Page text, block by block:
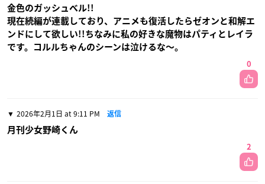
金色のガッシュべル!!
現在続編が連載しており、アニメも復活したらゼオンと和解エ
ンドにして欲しい!!ちなみに私の好きな魔物はパティとレイラ
です。コルルちゃんのシーンは泣けるな〜。
0
2026年2月1日 at 9:11 PM 返信
月刊少女野崎くん
2